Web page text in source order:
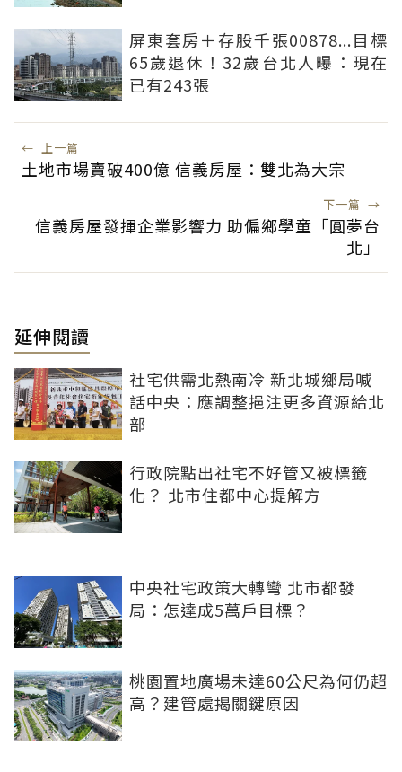
屏東套房＋存股千張00878...目標
65歲退休！32歲台北人曝：現在
已有243張
← 上一篇
土地市場賣破400億 信義房屋：雙北為大宗
下一篇 →
信義房屋發揮企業影響力 助偏鄉學童「圓夢台
北」
延伸閱讀
社宅供需北熱南冷 新北城鄉局喊
話中央：應調整挹注更多資源給北
部
行政院點出社宅不好管又被標籤
化？ 北市住都中心提解方
中央社宅政策大轉彎 北市都發
局：怎達成5萬戶目標？
桃園置地廣場未達60公尺為何仍超
高？建管處揭關鍵原因